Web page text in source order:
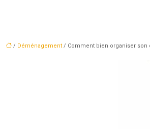
/ Déménagement / Comment bien organiser son